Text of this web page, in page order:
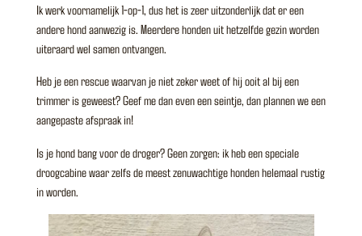
​Ik werk voornamelijk 1-op-1, dus het is zeer uitzonderlijk dat er een
andere hond aanwezig is. Meerdere honden uit hetzelfde gezin worden
uiteraard wel samen ontvangen.
​Heb je een rescue waarvan je niet zeker weet of hij ooit al bij een
trimmer is geweest? Geef me dan even een seintje, dan plannen we een
aangepaste afspraak in!
​Is je hond bang voor de droger? Geen zorgen: ik heb een speciale
droogcabine waar zelfs de meest zenuwachtige honden helemaal rustig
in worden.